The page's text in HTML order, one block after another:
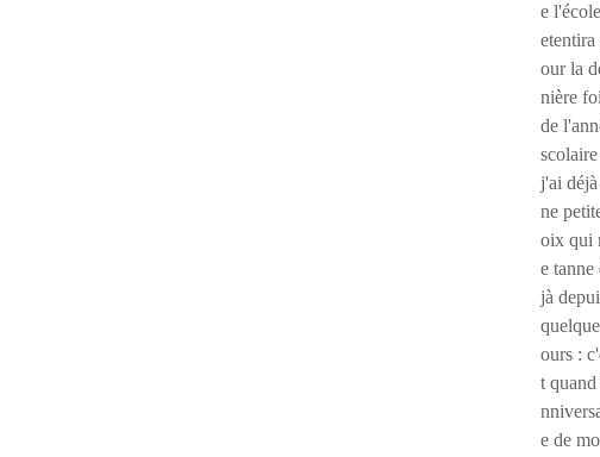
e
etentira
our la
nière
de
j'ai déjà
ne
oix qui
e tanne
jà
ours :
t quand
e de